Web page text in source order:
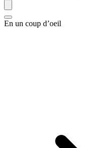
En un coup d’oeil